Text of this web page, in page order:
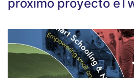
próximo proyecto